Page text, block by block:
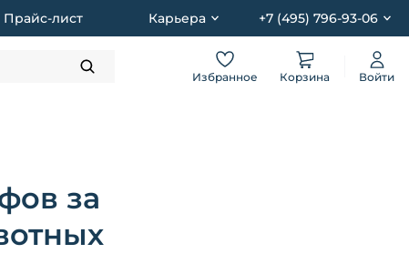
Прайс-лист Карьера +7 (495) 796-93-06
Избранное Корзина Войти
за